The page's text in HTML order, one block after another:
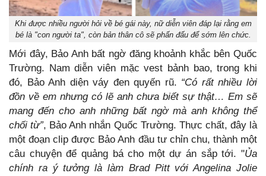
Khi được nhiều người hỏi về bé gái này, nữ diễn viên đáp lại rằng em
bé là "con người ta", còn bản thân cô sẽ phấn đấu để sớm lên chức.
Mới đây, Bảo Anh bất ngờ đăng khoảnh khắc bên Quốc
Trường. Nam diễn viên mặc vest bảnh bao, trong khi
đó, Bảo Anh diện váy đen quyến rũ. “Có rất nhiều lời
đồn về em nhưng có lẽ anh chưa biết sự thật… Em sẽ
mang đến cho anh những bất ngờ mà anh không thể
chối từ”, Bảo Anh nhắn Quốc Trường. Thực chất, đây là
một đoạn clip được Bảo Anh đầu tư chỉn chu, thành một
câu chuyện để quảng bá cho một dự án sắp tới. "Ủa
chính ra ý tưởng là làm Brad Pitt với Angelina Jolie